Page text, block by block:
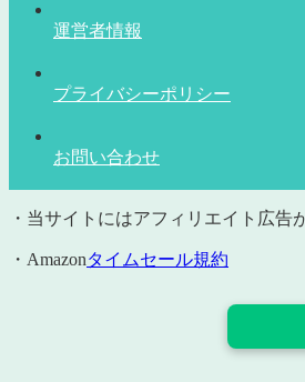
運営者情報
プライバシーポリシー
お問い合わせ
・当サイトにはアフィリエイト広告
・Amazonタイムセール規約